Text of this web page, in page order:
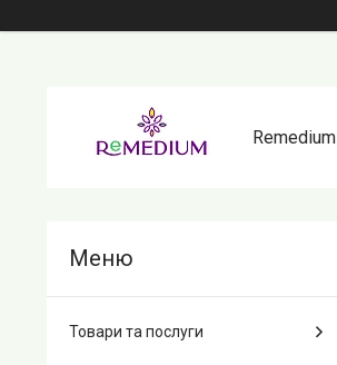
Remedium
Товари та послуги